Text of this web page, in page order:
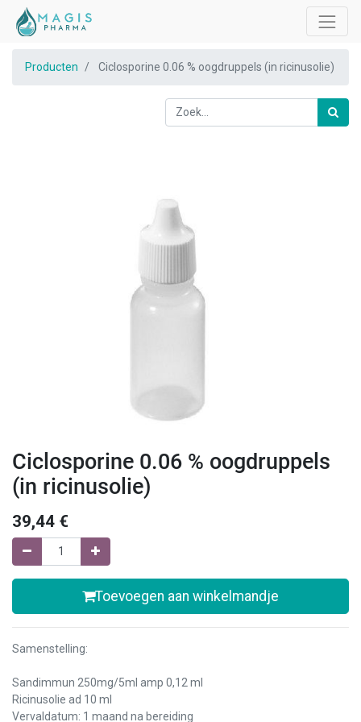
Producten Ciclosporine 0.06 % oogdruppels (in ricinusolie)
Ciclosporine 0.06 % oogdruppels
(in ricinusolie)
39,44 €
Toevoegen aan winkelmandje
Samenstelling:
Sandimmun 250mg/5ml amp 0,12 ml
Ricinusolie ad 10 ml
Vervaldatum: 1 maand na bereiding